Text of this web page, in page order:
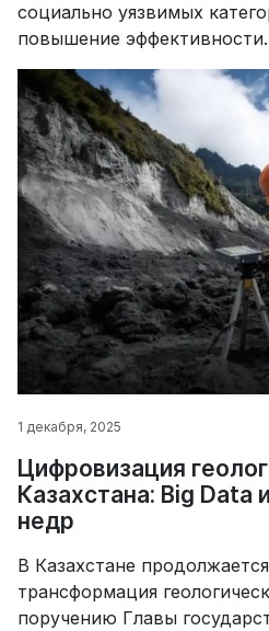
социально уязвимых
повышение
1 декабря, 2025
Цифровизация
Казахстана: Big Data
недр
В Казахстане
трансформация
поручению Главы